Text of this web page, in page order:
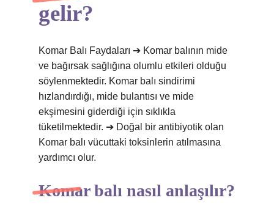
gelir?
Komar Balı Faydaları ➔ Komar balının mide
ve bağırsak sağlığına olumlu etkileri olduğu
söylenmektedir. Komar balı sindirimi
hızlandırdığı, mide bulantısı ve mide
ekşimesini giderdiği için sıklıkla
tüketilmektedir. ➔ Doğal bir antibiyotik olan
Komar balı vücuttaki toksinlerin atılmasına
yardımcı olur.
Komar balı nasıl anlaşılır?